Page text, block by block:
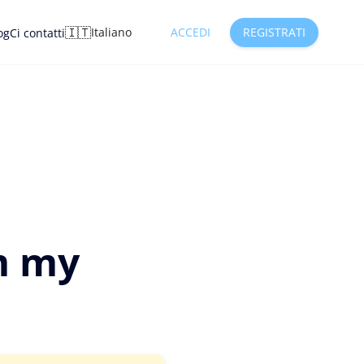
Ci contatti🇮🇹Italiano ACCEDI REGISTRATI
my